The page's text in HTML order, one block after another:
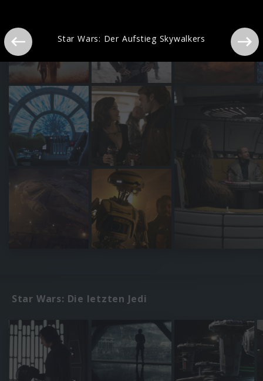
Star Wars: Die letzten Jedi
Star Wars: Der Aufstieg Skywalkers